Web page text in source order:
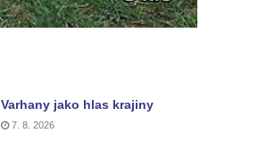
Varhany jako hlas krajiny
7. 8. 2026